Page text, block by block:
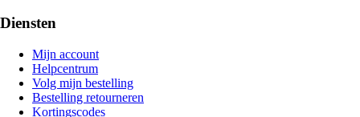
Diensten
Mijn account
Helpcentrum
Volg mijn bestelling
Bestelling retourneren
Kortingscodes